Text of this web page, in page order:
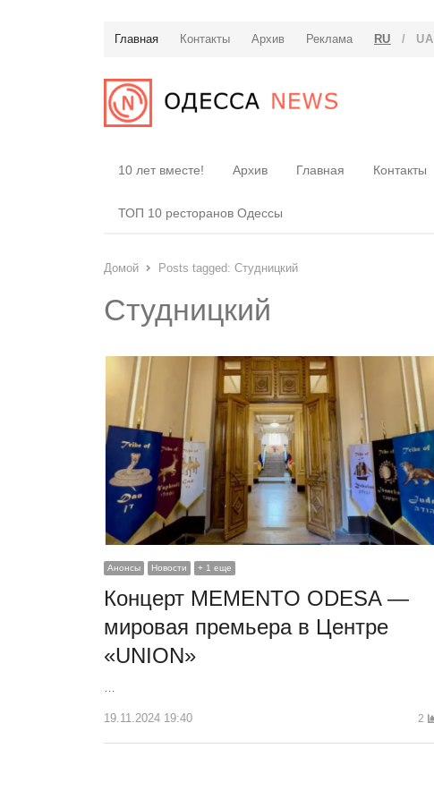
Главная Контакты Архив Реклама RU / UA
10 лет вместе! Архив Главная Контакты
ТОП 10 ресторанов Одессы
Домой Posts tagged: Студницкий
Студницкий
Анонсы Новости + 1 еще
Концерт MEMENTO ODESA —
мировая премьера в Центре
«UNION»
19.11.2024 19:40 2